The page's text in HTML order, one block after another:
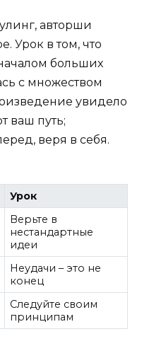
авторши
Урок в том, что
больших
с множеством
увидело
ваш путь;
веря в себя.
Урок
Верьте в
нестандартные
идеи
Неудачи – это не
конец
Следуйте своим
принципам